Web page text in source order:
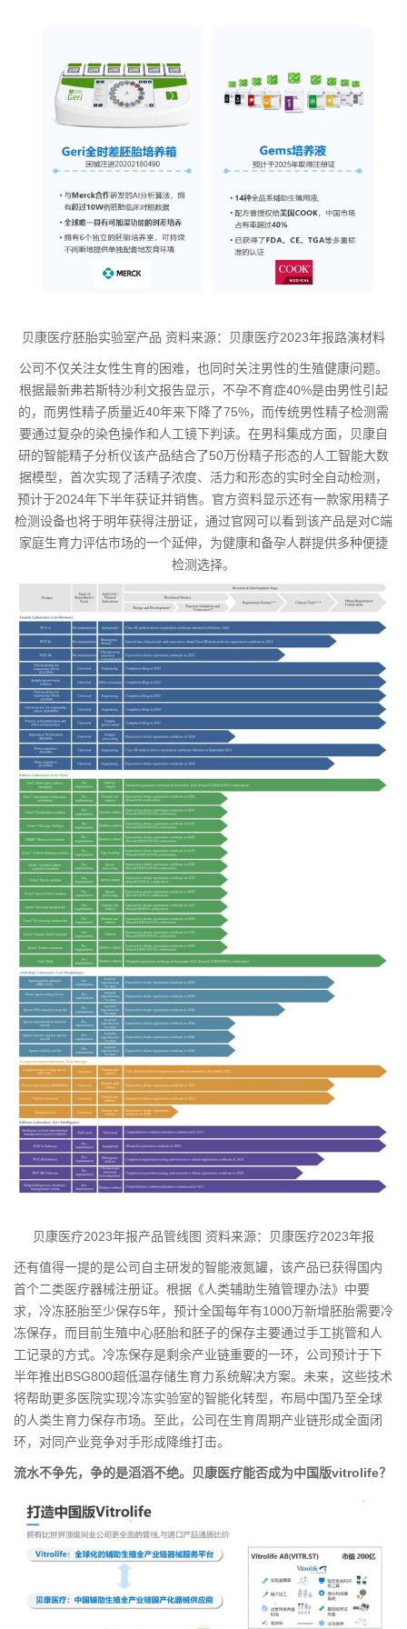
贝康医疗胚胎实验室产品 资料来源：贝康医疗2023年报路演材料
公司不仅关注女性生育的困难，也同时关注男性的生殖健康问题。
根据最新弗若斯特沙利文报告显示，不孕不育症40%是由男性引起
的，而男性精子质量近40年来下降了75%，而传统男性精子检测需
要通过复杂的染色操作和人工镜下判读。在男科集成方面，贝康自
研的智能精子分析仪该产品结合了50万份精子形态的人工智能大数
据模型，首次实现了活精子浓度、活力和形态的实时全自动检测，
预计于2024年下半年获证并销售。官方资料显示还有一款家用精子
检测设备也将于明年获得注册证，通过官网可以看到该产品是对C端
家庭生育力评估市场的一个延伸，为健康和备孕人群提供多种便捷
检测选择。
贝康医疗2023年报产品管线图 资料来源：贝康医疗2023年报
还有值得一提的是公司自主研发的智能液氮罐，该产品已获得国内
首个二类医疗器械注册证。根据《人类辅助生殖管理办法》中要
求，冷冻胚胎至少保存5年，预计全国每年有1000万新增胚胎需要冷
冻保存，而目前生殖中心胚胎和胚子的保存主要通过手工挑管和人
工记录的方式。冷冻保存是剩余产业链重要的一环，公司预计于下
半年推出BSG800超低温存储生育力系统解决方案。未来，这些技术
将帮助更多医院实现冷冻实验室的智能化转型，布局中国乃至全球
的人类生育力保存市场。至此，公司在生育周期产业链形成全面闭
环，对同产业竞争对手形成降维打击。
流水不争先，争的是滔滔不绝。贝康医疗能否成为中国版vitrolife？